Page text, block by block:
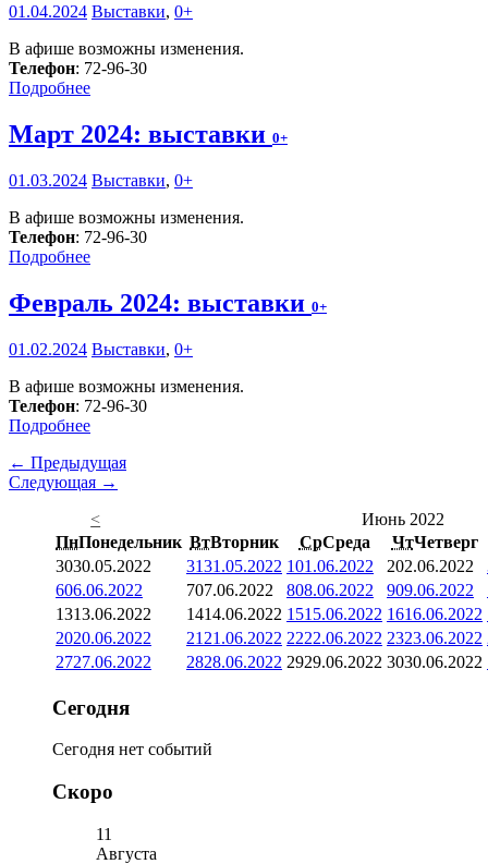
01.04.2024 Выставки, 0+
В афише возможны изменения.
Телефон: 72-96-30
Подробнее
Март 2024: выставки 0+
01.03.2024 Выставки, 0+
В афише возможны изменения.
Телефон: 72-96-30
Подробнее
Февраль 2024: выставки 0+
01.02.2024 Выставки, 0+
В афише возможны изменения.
Телефон: 72-96-30
Подробнее
← Предыдущая
Следующая →
<
Июнь 2022
ПнПонедельник ВтВторник СрСреда ЧтЧетверг
3030.05.2022 3131.05.2022 101.06.2022 202.06.2022
606.06.2022 707.06.2022 808.06.2022 909.06.2022
1313.06.2022 1414.06.2022 1515.06.2022 1616.06.2022
2020.06.2022 21 21.06.2022 2222.06.2022 2323.06.2022
2727.06.2022 2828.06.2022 2929.06.2022 3030.06.2022
Сегодня
Сегодня нет событий
Скоро
11
Августа